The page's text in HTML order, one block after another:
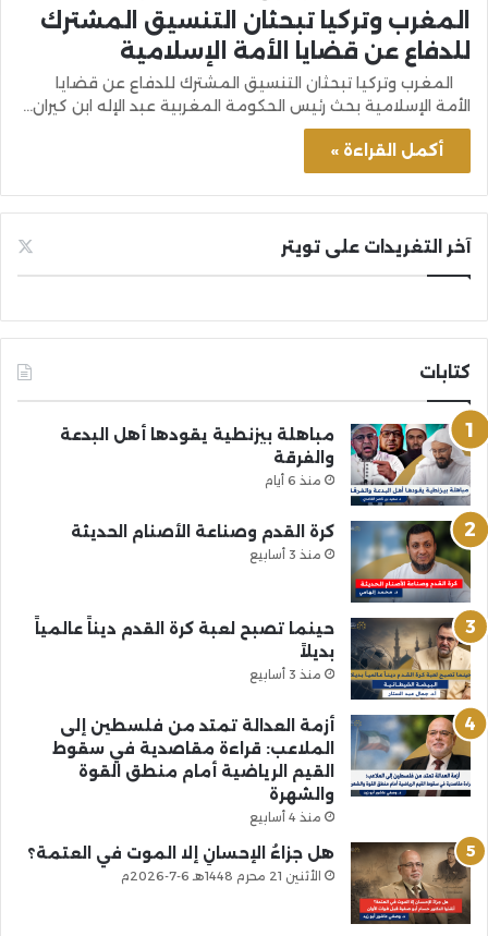
المغرب وتركيا تبحثان التنسيق المشترك
للدفاع عن قضايا الأمة الإسلامية
المغرب وتركيا تبحثان التنسيق المشترك للدفاع عن قضايا
الأمة الإسلامية بحث رئيس الحكومة المغربية عبد الإله ابن كيران…
أكمل القراءة »
آخر التغريدات على تويتر
كتابات
مباهلة بيزنطية يقودها أهل البدعة
والفرقة
منذ 6 أيام
كرة القدم وصناعة الأصنام الحديثة
منذ 3 أسابيع
حينما تصبح لعبة كرة القدم ديناً عالمياً
بديلاً
منذ 3 أسابيع
أزمة العدالة تمتد من فلسطين إلى
الملاعب: قراءة مقاصدية في سقوط
القيم الرياضية أمام منطق القوة
والشهرة
منذ 4 أسابيع
هل جزاءُ الإحسانِ إلا الموت في العتمة؟
الأثنين 21 محرم 1448هـ 6-7-2026م